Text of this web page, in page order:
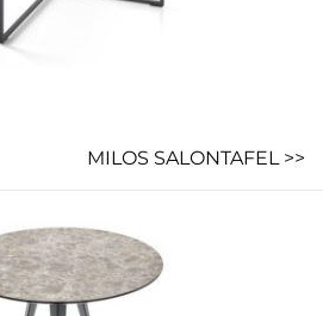
MILOS SALONTAFEL >>